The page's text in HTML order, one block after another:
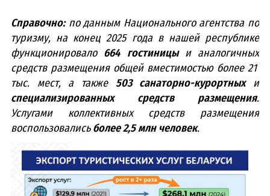
Справочно: по данным Национального агентства по
туризму, на конец 2025 года в нашей республике
функционировало 664 гостиницыи аналогичных
средств размещения общей вместимостью более 21
тыс. мест, а также 503 санаторно-курортныхи
специализированных средств размещения.
Услугами коллективных средств размещения
воспользовалисьболее 2,5 млн человек.